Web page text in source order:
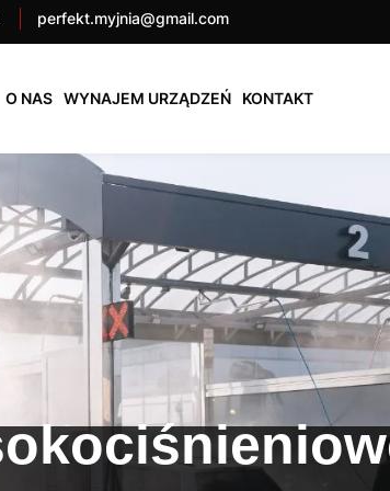
perfekt.myjnia@gmail.com
O NAS WYNAJEM URZĄDZEŃ KONTAKT